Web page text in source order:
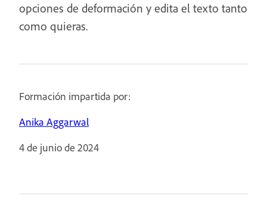
opciones de deformación y edita el texto tanto
como quieras.
Formación impartida por:
Anika Aggarwal
4 de junio de 2024